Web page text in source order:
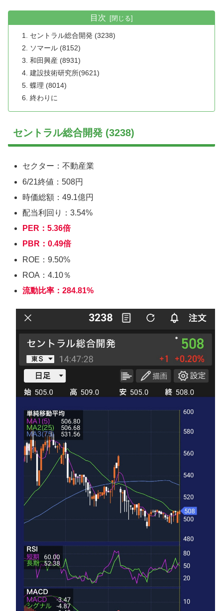
目次
セントラル総合開発 (3238)
ソマール (8152)
和田興産 (8931)
建設技術研究所(9621)
蝶理 (8014)
終わりに
セントラル総合開発 (3238)
セクター：不動産業
6/21終値：508円
時価総額：49.1億円
配当利回り：3.54%
PER：5.36倍
PBR：0.49倍
ROE：9.50%
ROA：4.10％
流動比率：284.81%